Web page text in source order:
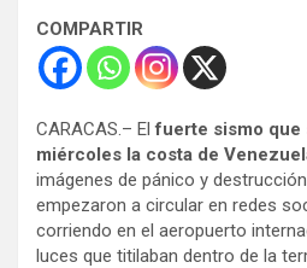
COMPARTIR
CARACAS.– Elfuerte sismo que
miércoles la costa de
imágenes de pánico y
empezaron a circular en redes
corriendo en el aeropuerto
luces que titilaban dentro de la